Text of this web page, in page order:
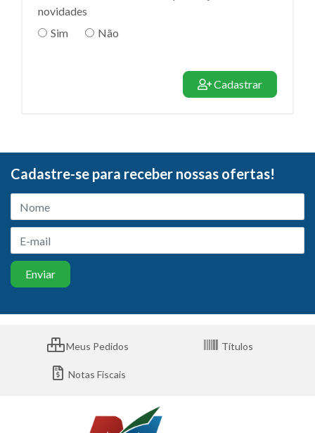
novidades
Sim
Não
Cadastrar
Cadastre-se para receber nossas ofertas!
Meus Pedidos Títulos
Notas Fiscais